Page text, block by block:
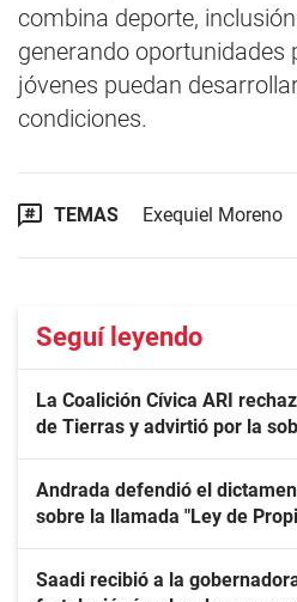
combina deporte,
generando oportunidades
jóvenes puedan
condiciones.
TEMAS Exequiel Moreno
Seguí leyendo
La Coalición Cívica ARI
de Tierras y advirtió por la
Andrada defendió el
sobre la llamada "Ley de
Saadi recibió a la